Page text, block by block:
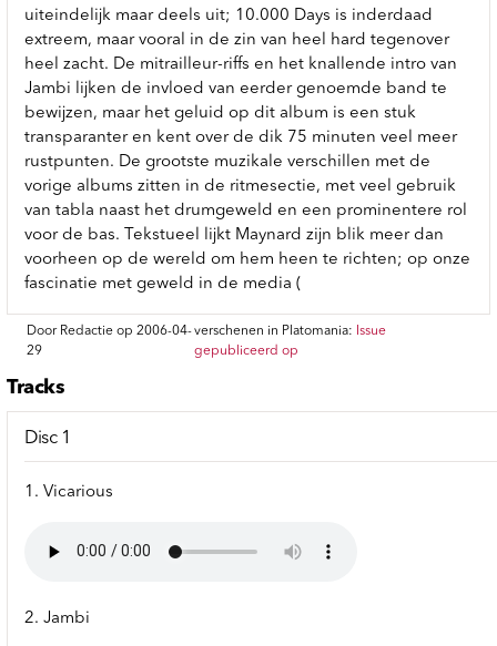
uiteindelijk maar deels uit; 10.000 Days is inderdaad
extreem, maar vooral in de zin van heel hard tegenover
heel zacht. De mitrailleur-riffs en het knallende intro van
Jambi lijken de invloed van eerder genoemde band te
bewijzen, maar het geluid op dit album is een stuk
transparanter en kent over de dik 75 minuten veel meer
rustpunten. De grootste muzikale verschillen met de
vorige albums zitten in de ritmesectie, met veel gebruik
van tabla naast het drumgeweld en een prominentere rol
voor de bas. Tekstueel lijkt Maynard zijn blik meer dan
voorheen op de wereld om hem heen te richten; op onze
fascinatie met geweld in de media (
Door Redactie op 2006-04-
29
verschenen in Platomania: Issue
gepubliceerd op
Tracks
Disc 1
1. Vicarious
2. Jambi